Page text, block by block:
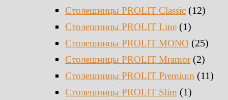
Столешницы PROLIT Classic (12)
Столешницы PROLIT Line (1)
Столешницы PROLIT MONO (25)
Столешницы PROLIT Mramor (2)
Столешницы PROLIT Premium (11)
Столешницы PROLIT Slim (1)